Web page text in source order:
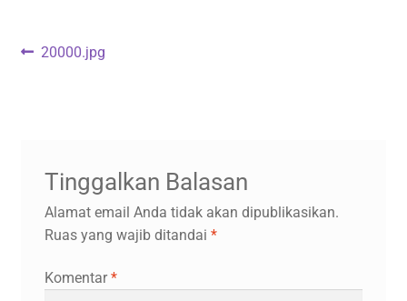
Navigasi
Previous
20000.jpg
Tinggalkan Balasan
Alamat email Anda tidak akan dipublikasikan.
Ruas yang wajib ditandai *
Komentar*